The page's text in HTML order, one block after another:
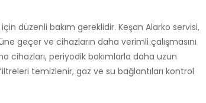
düzenli bakım gereklidir. Keşan Alarko servisi,
geçer ve cihazların daha verimli çalışmasını
cihazları, periyodik bakımlarla daha uzun
temizlenir, gaz ve su bağlantıları kontrol